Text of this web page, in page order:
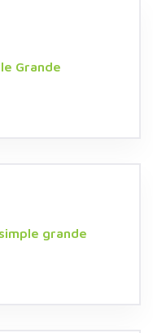
Grande
grande